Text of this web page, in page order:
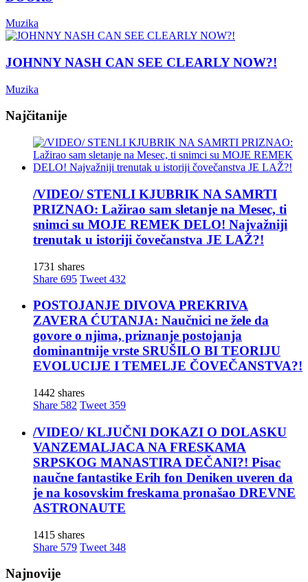
Muzika
JOHNNY NASH CAN SEE CLEARLY NOW?!
Muzika
Najčitanije
/VIDEO/ STENLI KJUBRIK NA SAMRTI
PRIZNAO: Lažirao sam sletanje na Mesec, ti
snimci su MOJE REMEK DELO! Najvažniji
trenutak u istoriji čovečanstva JE LAŽ?!
1731 shares
Share 695 Tweet 432
POSTOJANJE DIVOVA PREKRIVA
ZAVERA ĆUTANJA: Naučnici ne žele da
govore o njima, priznanje postojanja
dominantnije vrste SRUŠILO BI TEORIJU
EVOLUCIJE I TEMELJE ČOVEČANSTVA?!
1442 shares
Share 582 Tweet 359
/VIDEO/ KLJUČNI DOKAZI O DOLASKU
VANZEMALJACA NA FRESKAMA
SRPSKOG MANASTIRA DEČANI?! Pisac
naučne fantastike Erih fon Deniken uveren da
je na kosovskim freskama pronašao DREVNE
ASTRONAUTE
1415 shares
Share 579 Tweet 348
Najnovije